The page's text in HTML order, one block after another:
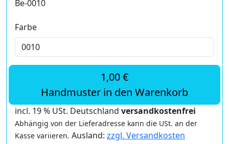
Be-0010
Farbe
1,00 €
Handmuster in den Warenkorb
incl. 19 % USt. Deutschland versandkostenfrei
Abhängig von der Lieferadresse kann die USt. an der
Kasse variieren. Ausland: zzgl. Versandkosten